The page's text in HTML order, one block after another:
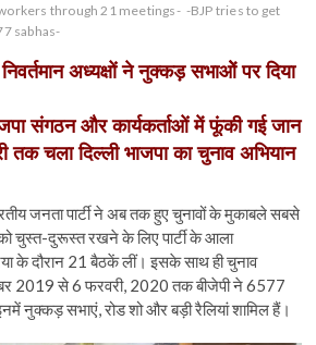
through 21 meetings- -BJP tries to get
sabhas-
अध्यक्षों ने नुक्कड़ सभाओें पर दिया
संगठन और कार्यकर्ताओं में फूंकी गई जान
चला दिल्ली भाजपा का चुनाव अभियान
जनता पार्टी ने अब तक हुए चुनावों के मुकाबले सबसे
चुस्त-दुरूस्त रखने के लिए पार्टी के आला
के दौरान 21 बैठकें लीं। इसके साथ ही चुनाव
2019 से 6 फरवरी, 2020 तक बीजेपी ने 6577
नुक्कड़ सभाएं, रोड शो और बड़ी रैलियां शामिल हैं।